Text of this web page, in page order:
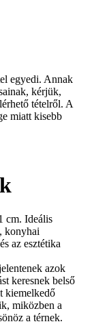
egyedi. Annak
kérjük,
tételről. A
miatt kisebb
cm. Ideális
konyhai
az esztétika
azok
keresnek belső
kiemelkedő
miközben a
a térnek.